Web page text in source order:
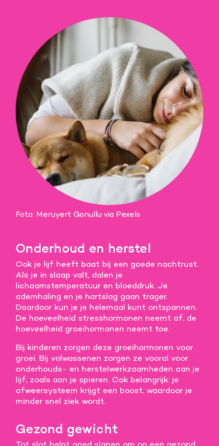
Foto: Meruyert Gonullu via Pexels
Onderhoud en herstel
Ook je lijf heeft baat bij een goede nachtrust.
Als je in slaap valt, dalen je
lichaamstemperatuur en bloeddruk. Je
ademhaling en je hartslag gaan trager.
Daardoor kun je je helemaal kunt ontspannen.
De hoeveelheid stresshormonen neemt af, de
hoeveelheid groeihormonen neemt toe.
Bij kinderen zorgen deze groeihormonen voor
groei. Bij volwassenen zorgen ze vooral voor
onderhouds- en herstelwerkzaamheden aan je
lijf, zoals aan je spieren. Ook belangrijk: je
afweersysteem krijgt een boost, waardoor je
minder snel ziek wordt.
Gezond gewicht